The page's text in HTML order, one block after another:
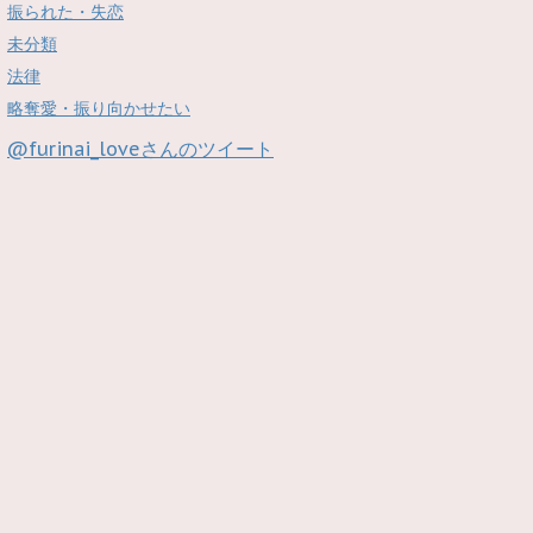
振られた・失恋
未分類
法律
略奪愛・振り向かせたい
@furinai_loveさんのツイート